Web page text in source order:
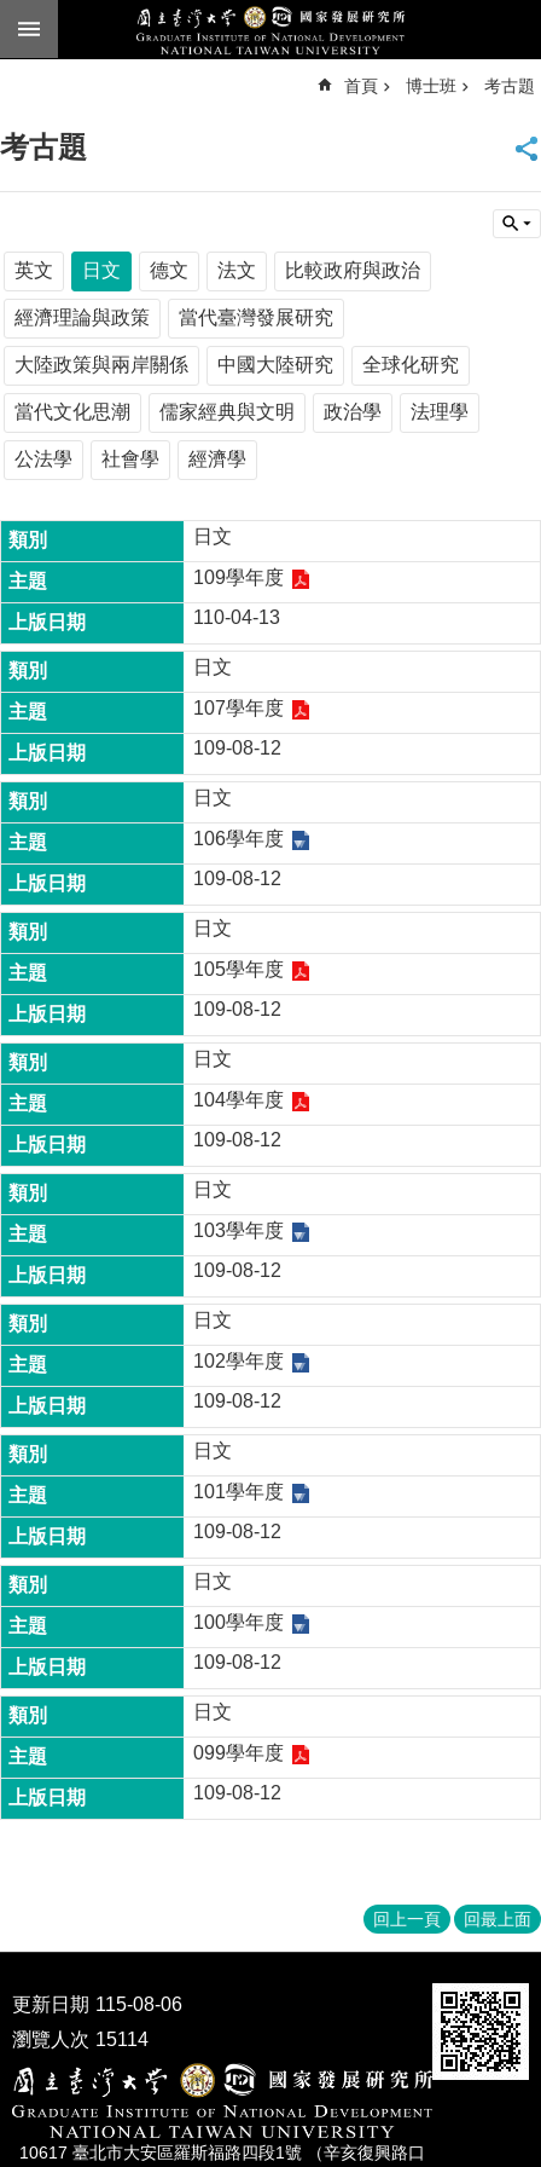
跳到主要內容區塊
臺
English
公
告
本
所
簡
介
所
成
員
博
士
班
碩
士
班
在
職
專
班
學
術
研
究
國
家
發
展
研
究
期
刊
口
試
專
區
所
學
會
首頁 博士班 考古題
考古題
英文 日文 德文 法文 比較政府與政治
經濟理論與政策 當代臺灣發展研究
大陸政策與兩岸關係 中國大陸研究 全球化研究
當代文化思潮 儒家經典與文明 政治學 法理學
公法學 社會學 經濟學
日文
109學年度
110-04-13
日文
107學年度
109-08-12
日文
106學年度
109-08-12
日文
105學年度
109-08-12
日文
104學年度
109-08-12
日文
103學年度
109-08-12
日文
102學年度
109-08-12
日文
101學年度
109-08-12
日文
100學年度
109-08-12
日文
099學年度
109-08-12
回上一頁 回最上面
更新日期 115-08-06
瀏覽人次 15114
10617 臺北市⼤安區羅斯福路四段1號 （辛亥復興路⼝